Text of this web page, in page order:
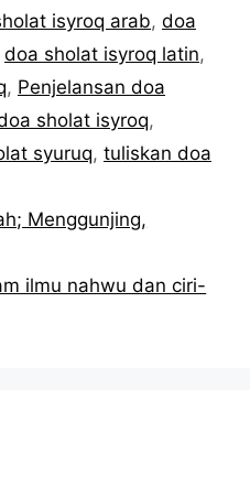
isyroq arab, doa
doa sholat isyroq latin,
, Penjelansan doa
sholat isyroq,
syuruq, tuliskan doa
Menggunjing,
ilmu nahwu dan ciri-